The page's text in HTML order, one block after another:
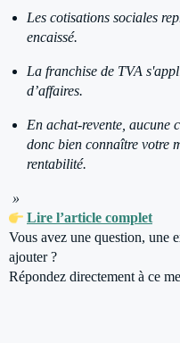
Les cotisations sociales
encaissé.
La franchise de TVA
d’affaires.
En achat-revente, aucune
donc bien connaître votre
rentabilité.
»
Lire l’article complet
Vous avez une question, une
ajouter ?
Répondez directement à ce